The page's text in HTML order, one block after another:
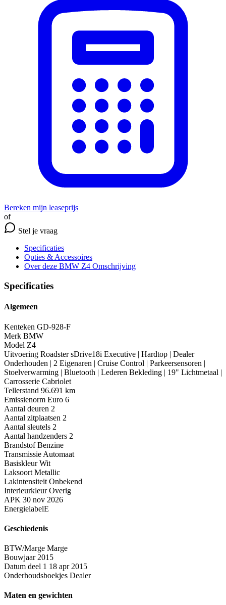
Bereken mijn leaseprijs
of
Stel je vraag
Specificaties
Opties & Accessoires
Over deze BMW Z4 Omschrijving
Specificaties
Algemeen
Kenteken GD-928-F
Merk BMW
Model Z4
Uitvoering Roadster sDrive18i Executive | Hardtop | Dealer
Onderhouden | 2 Eigenaren | Cruise Control | Parkeersensoren |
Stoelverwarming | Bluetooth | Lederen Bekleding | 19" Lichtmetaal |
Carrosserie Cabriolet
Tellerstand 96.691 km
Emissienorm Euro 6
Aantal deuren 2
Aantal zitplaatsen 2
Aantal sleutels 2
Aantal handzenders 2
Brandstof Benzine
Transmissie Automaat
Basiskleur Wit
Laksoort Metallic
Lakintensiteit Onbekend
Interieurkleur Overig
APK 30 nov 2026
EnergielabelE
Geschiedenis
BTW/Marge Marge
Bouwjaar 2015
Datum deel 1 18 apr 2015
Onderhoudsboekjes Dealer
Maten en gewichten